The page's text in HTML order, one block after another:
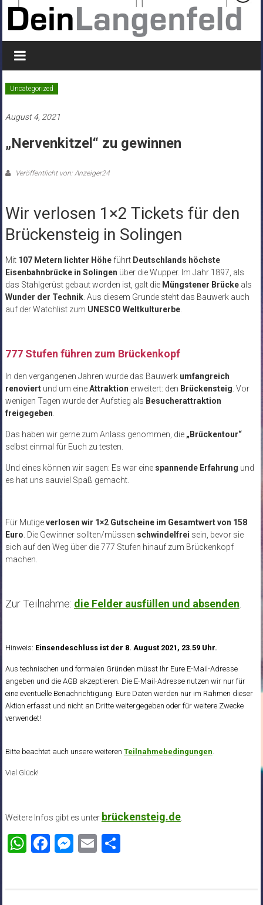
Uncategorized
August 4, 2021
„Nervenkitzel“ zu gewinnen
Veröffentlicht von: Anzeiger24
Wir verlosen 1×2 Tickets für den
Brückensteig in Solingen
Mit 107 Metern lichter Höheführt Deutschlands höchste
Eisenbahnbrücke in Solingen über die Wupper. Im Jahr 1897, als
das Stahlgerüst gebaut worden ist, galt die Müngstener Brückeals
Wunder der Technik. Aus diesem Grunde steht das Bauwerk auch
auf der Watchlist zum UNESCO Weltkulturerbe.
777 Stufen führen zum Brückenkopf
In den vergangenen Jahren wurde das Bauwerk umfangreich
renoviertund um eineAttraktion erweitert: den Brückensteig. Vor
wenigen Tagen wurde der Aufstieg als Besucherattraktion
freigegeben.
Das haben wir gerne zum Anlass genommen, die „Brückentour“
selbst einmal für Euch zu testen.
Und eines können wir sagen: Es war eine spannende Erfahrung und
es hat uns sauviel Spaß gemacht.
Für Mutigeverlosen wir 1×2 Gutscheine im Gesamtwert von 158
Euro. Die Gewinner sollten/müssen schwindelfrei sein, bevor sie
sich auf den Weg über die 777 Stufen hinauf zum Brückenkopf
machen.
Zur Teilnahme: die Felder ausfüllen und absenden.
Hinweis: Einsendeschluss ist der 8. August 2021, 23.59 Uhr.
Aus technischen und formalen Gründen müsst Ihr Eure E-Mail-Adresse
angeben und die AGB akzeptieren. Die E-Mail-Adresse nutzen wir nur für
eine eventuelle Benachrichtigung. Eure Daten werden nur im Rahmen dieser
Aktion erfasst und nicht an Dritte weitergegeben oder für weitere Zwecke
verwendet!
Bitte beachtet auch unsere weiteren Teilnahmebedingungen.
Viel Glück!
Weitere Infos gibt es unter brückensteig.de.
WhatsApp
Facebook
Messenger
EmailTeilen